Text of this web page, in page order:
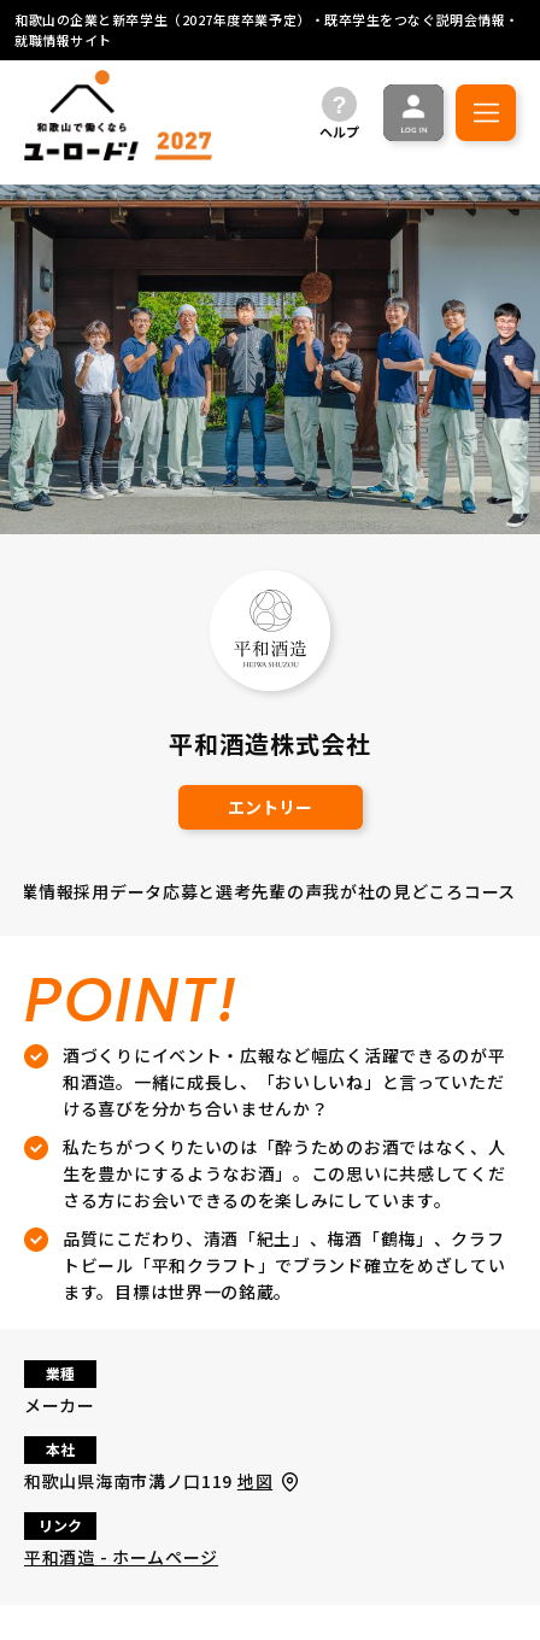
和歌山の企業と新卒学生（2027年度卒業予定）・既卒学生をつなぐ説明会情報・
就職情報サイト
ヘルプ
平和酒造株式会社
エントリー
企業情報採用データ応募と選考先輩の声我が社の見どころ コース
POINT!
酒づくりにイベント・広報など幅広く活躍できるのが平
和酒造。一緒に成長し、「おいしいね」と言っていただ
ける喜びを分かち合いませんか？
私たちがつくりたいのは「酔うためのお酒ではなく、人
生を豊かにするようなお酒」。この思いに共感してくだ
さる方にお会いできるのを楽しみにしています。
品質にこだわり、清酒「紀土」、梅酒「鶴梅」、クラフ
トビール「平和クラフト」でブランド確立をめざしてい
ます。目標は世界一の銘蔵。
業種
メーカー
本社
和歌山県海南市溝ノ口119 地図
リンク
平和酒造 - ホームページ